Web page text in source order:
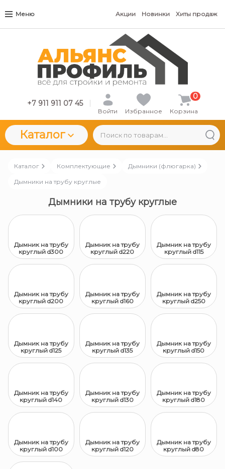
Меню Акции Новинки Хиты продаж
+7 911 911 07 45
Войти Избранное Корзина
0
Каталог
Каталог Комплектующие Дымники (флюгарка)
Дымники на трубу круглые
Дымники на трубу круглые
Дымник на трубу
круглый d300
Дымник на трубу
круглый d220
Дымник на трубу
круглый d115
Дымник на трубу
круглый d200
Дымник на трубу
круглый d160
Дымник на трубу
круглый d250
Дымник на трубу
круглый d125
Дымник на трубу
круглый d135
Дымник на трубу
круглый d150
Дымник на трубу
круглый d140
Дымник на трубу
круглый d130
Дымник на трубу
круглый d180
Дымник на трубу
круглый d100
Дымник на трубу
круглый d120
Дымник на трубу
круглый d80